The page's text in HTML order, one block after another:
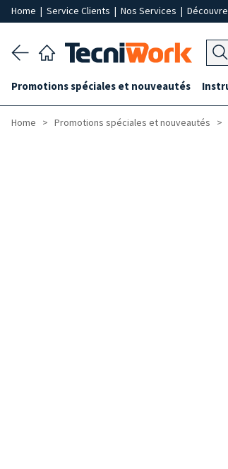
Home | Service Clients | Nos Services |
Promotions spéciales et nouveautés
Home Promotions spéciales et nouveautés